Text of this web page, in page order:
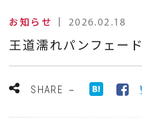
お知らせ ｜ 2026.02.18
王道濡れパンフェード